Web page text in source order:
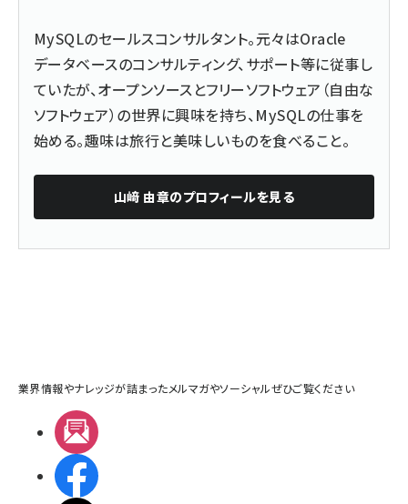
MySQLのセールスコンサルタント。元々はOracle
データベースのコンサルティング、サポート等に従事し
ていたが、オープンソースとフリーソフトウェア（自由な
ソフトウェア）の世界に興味を持ち、MySQLの仕事を
始める。趣味は旅行と美味しいものを食べること。
山﨑 由章のプロフィールを見る
業界情報やナレッジが詰まったメルマガやソーシャルぜひご覧ください